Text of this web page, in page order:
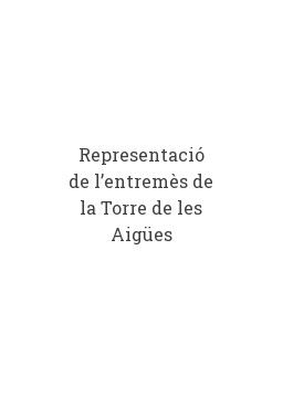
Representació
de l’entremès de
la Torre de les
Aigües